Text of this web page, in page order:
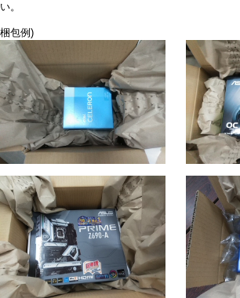
い。
梱包例)